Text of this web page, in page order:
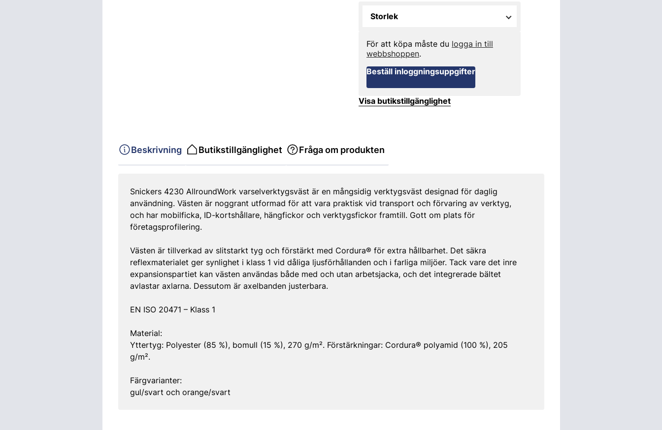
Storlek
För att köpa måste du logga in till
webbshoppen.
Beställ inloggningsuppgifter
Visa butikstillgänglighet
Beskrivning Butikstillgänglighet Fråga om produkten
Snickers 4230 AllroundWork varselverktygsväst är en mångsidig verktygsväst designad för daglig
användning. Västen är noggrant utformad för att vara praktisk vid transport och förvaring av verktyg,
och har mobilficka, ID-kortshållare, hängfickor och verktygsfickor framtill. Gott om plats för
företagsprofilering.
Västen är tillverkad av slitstarkt tyg och förstärkt med Cordura® för extra hållbarhet. Det säkra
reflexmaterialet ger synlighet i klass 1 vid dåliga ljusförhållanden och i farliga miljöer. Tack vare det inre
expansionspartiet kan västen användas både med och utan arbetsjacka, och det integrerade bältet
avlastar axlarna. Dessutom är axelbanden justerbara.
EN ISO 20471 – Klass 1
Material:
Yttertyg: Polyester (85 %), bomull (15 %), 270 g/m². Förstärkningar: Cordura® polyamid (100 %), 205
g/m².
Färgvarianter:
gul/svart och orange/svart